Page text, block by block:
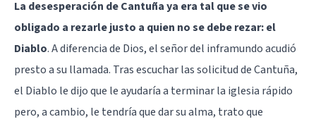
La desesperación de Cantuña ya era tal que se vio
obligado a rezarle justo a quien no se debe rezar: el
Diablo. A diferencia de Dios, el señor del inframundo acudió
presto a su llamada. Tras escuchar las solicitud de Cantuña,
el Diablo le dijo que le ayudaría a terminar la iglesia rápido
pero, a cambio, le tendría que dar su alma, trato que